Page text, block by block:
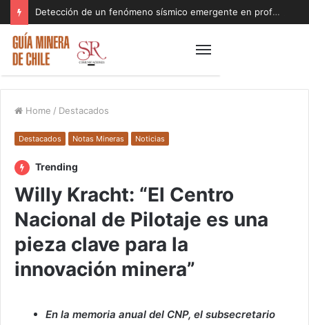
Detección de un fenómeno sísmico emergente en profundidad con riesgos diferentes a los conocidos paraliza Andes Norte
Home / Destacados
Destacados Notas Mineras Noticias
Trending
Willy Kracht: “El Centro
Nacional de Pilotaje es una
pieza clave para la
innovación minera”
En la memoria anual del CNP, el subsecretario